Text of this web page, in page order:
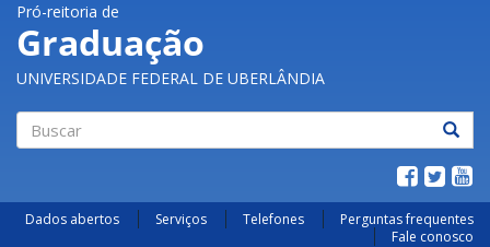
Legislação
Canais
Pró-reitoria de
Graduação
UNIVERSIDADE FEDERAL DE UBERLÂNDIA
Dados abertos Serviços Telefones
Perguntas frequentes
Fale conosco